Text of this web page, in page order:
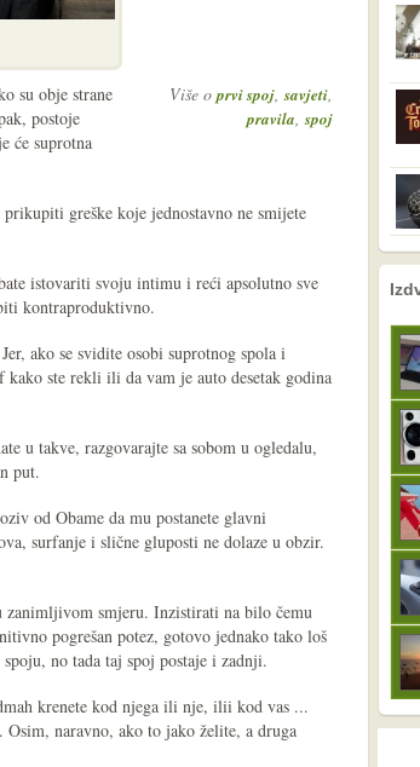
Više oprvi spoj,savjeti,
pravila,spoj
su obje strane
postoje
će suprotna
greške koje jednostavno ne smijete
istovariti svoju intimu i reći apsolutno sve
kontraproduktivno.
ako se svidite osobi suprotnog spola i
ste rekli ili da vam je auto desetak godina
u takve, razgovarajte sa sobom u ogledalu,
put.
od Obame da mu postanete glavni
surfanje i slične gluposti ne dolaze u obzir.
smjeru. Inzistirati na bilo čemu
pogrešan potez, gotovo jednako tako loš
no tada taj spoj postaje i zadnji.
krenete kod njega ili nje, ilii kod vas ...
naravno, ako to jako želite, a druga
nema prethodne
sljedeće